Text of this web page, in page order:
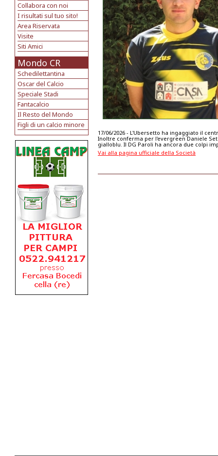
Collabora con noi
I risultati sul tuo sito!
Area Riservata
Visite
Siti Amici
Mondo CR
Schedilettantina
Oscar del Calcio
Speciale Stadi
Fantacalcio
Il Resto del Mondo
Figli di un calcio minore
17/06/2026 - L'Ubersetto ha ingaggiato il
Inoltre conferma per l'evergreen Daniele
gialloblu. Il DG Paroli ha ancora due colpi
Vai alla pagina ufficiale della Società